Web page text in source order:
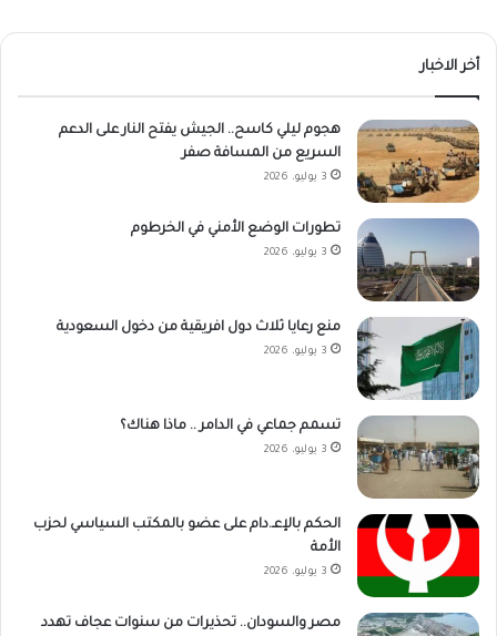
أخر الاخبار
هجوم ليلي كاسح.. الجيش يفتح النار على الدعم
السريع من المسافة صفر
3 يوليو، 2026
تطورات الوضع الأمني في الخرطوم
3 يوليو، 2026
منع رعايا ثلاث دول افريقية من دخول السعودية
3 يوليو، 2026
تسمم جماعي في الدامر .. ماذا هناك؟
3 يوليو، 2026
الحكم بالإعـ.دام على عضو بالمكتب السياسي لحزب
الأمة
3 يوليو، 2026
مصر والسودان.. تحذيرات من سنوات عجاف تهدد